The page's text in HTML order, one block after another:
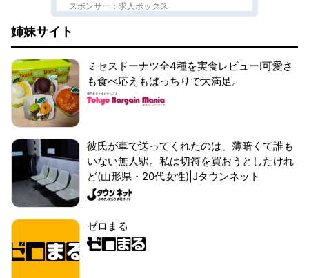
スポンサー：求人ボックス
姉妹サイト
ミセスドーナツ全4種を実食レビュー!可愛さ
も食べ応えもばっちりで大満足。
彼氏が車で送ってくれたのは、薄暗くて誰も
いない無人駅。私は切符を買おうとしたけれ
ど(山形県・20代女性)|Jタウンネット
ゼロまる